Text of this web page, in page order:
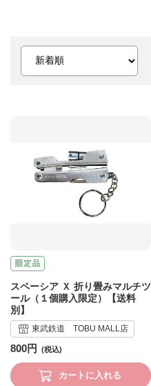
スペーシア Ｘ 折り畳みマルチツ
ール（１個購入限定）【送料
別】
東武鉄道 TOBU MALL店
800円
カートに入れる